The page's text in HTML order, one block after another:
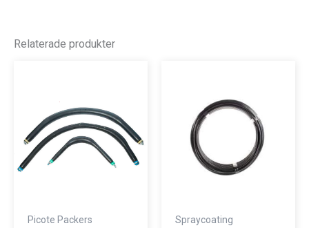
Relaterade produkter
Picote Packers Spraycoating